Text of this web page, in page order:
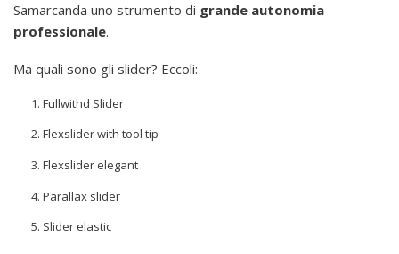
Samarcanda uno strumento di grande autonomia
professionale.
Ma quali sono gli slider? Eccoli:
Fullwithd Slider
Flexslider with tool tip
Flexslider elegant
Parallax slider
Slider elastic